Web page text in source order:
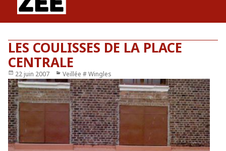
LES COULISSES DE LA PLACE
CENTRALE
Publié
le
22 juin 2007 Catégories
Veillée # Wingles